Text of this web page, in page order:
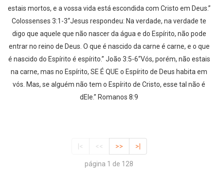
estais mortos, e a vossa vida está escondida com Cristo em Deus.”
Colossenses 3:1-3“Jesus respondeu: Na verdade, na verdade te
digo que aquele que não nascer da água e do Espírito, não pode
entrar no reino de Deus. O que é nascido da carne é carne, e o que
é nascido do Espírito é espírito.” João 3:5-6“Vós, porém, não estais
na carne, mas no Espírito, SE É QUE o Espírito de Deus habita em
vós. Mas, se alguém não tem o Espírito de Cristo, esse tal não é
dEle.” Romanos 8:9
|< << >> >|
página 1 de 128